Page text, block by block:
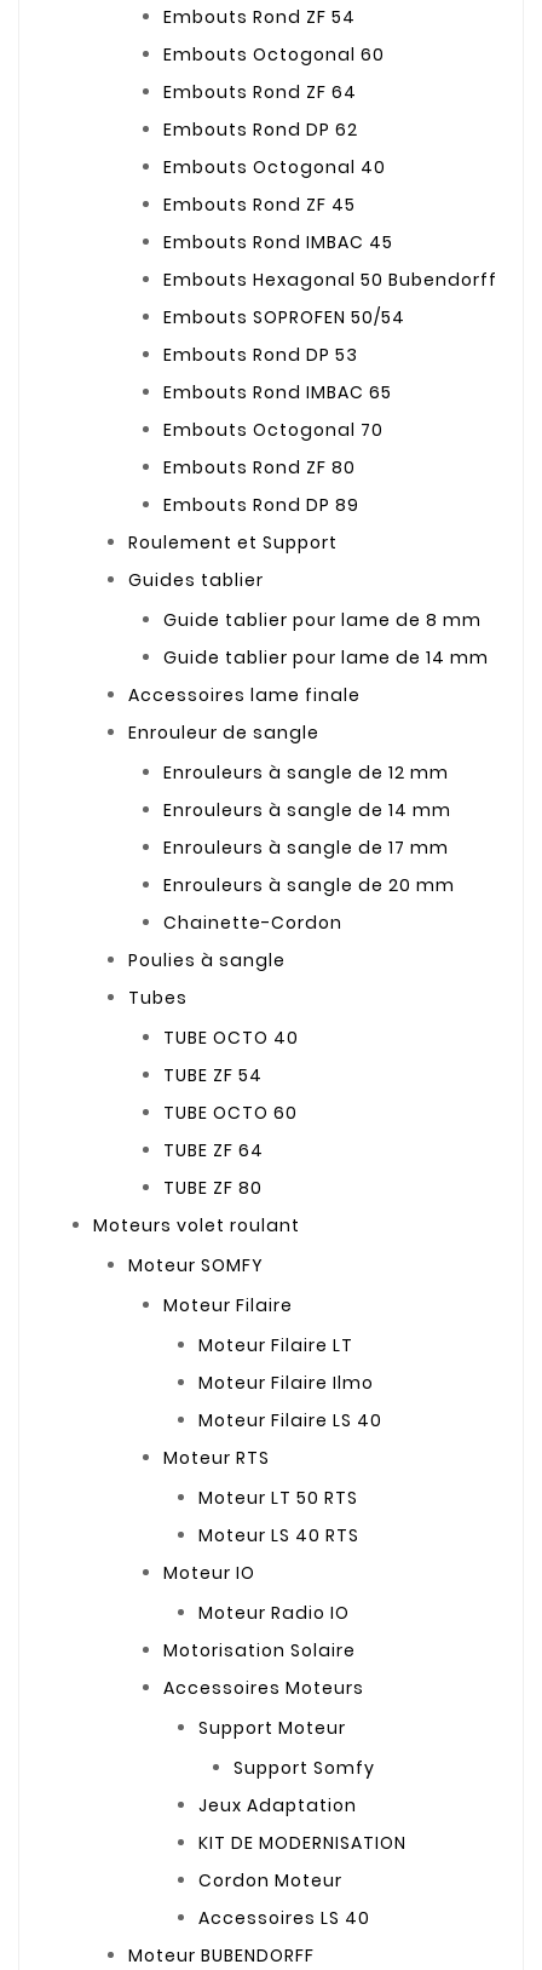
Embouts Rond ZF 54
Embouts Octogonal 60
Embouts Rond ZF 64
Embouts Rond DP 62
Embouts Octogonal 40
Embouts Rond ZF 45
Embouts Rond IMBAC 45
Embouts Hexagonal 50 Bubendorff
Embouts SOPROFEN 50/54
Embouts Rond DP 53
Embouts Rond IMBAC 65
Embouts Octogonal 70
Embouts Rond ZF 80
Embouts Rond DP 89
Roulement et Support
Guides tablier
Guide tablier pour lame de 8 mm
Guide tablier pour lame de 14 mm
Accessoires lame finale
Enrouleur de sangle
Enrouleurs à sangle de 12 mm
Enrouleurs à sangle de 14 mm
Enrouleurs à sangle de 17 mm
Enrouleurs à sangle de 20 mm
Chainette-Cordon
Poulies à sangle
Tubes
TUBE OCTO 40
TUBE ZF 54
TUBE OCTO 60
TUBE ZF 64
TUBE ZF 80
Moteurs volet roulant
Moteur SOMFY
Moteur Filaire
Moteur Filaire LT
Moteur Filaire Ilmo
Moteur Filaire LS 40
Moteur RTS
Moteur LT 50 RTS
Moteur LS 40 RTS
Moteur IO
Moteur Radio IO
Motorisation Solaire
Accessoires Moteurs
Support Moteur
Support Somfy
Jeux Adaptation
KIT DE MODERNISATION
Cordon Moteur
Accessoires LS 40
Moteur BUBENDORFF